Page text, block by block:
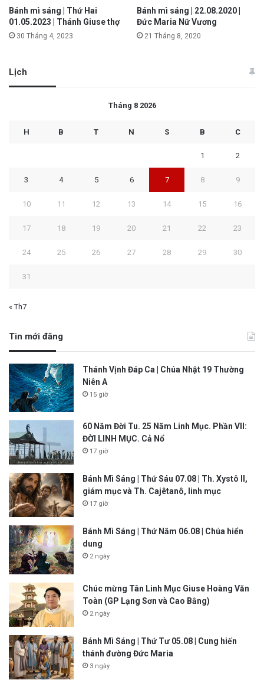
Bánh mì sáng | Thứ Hai
01.05.2023 | Thánh Giuse thợ
30 Tháng 4, 2023
Bánh mì sáng | 22.08.2020 |
Đức Maria Nữ Vương
21 Tháng 8, 2020
Lịch
Tháng 8 2026
H B T N S B C
1 2
3 4 5 6 7 8 9
10 11 12 13 14 15 16
17 18 19 20 21 22 23
24 25 26 27 28 29 30
31
« Th7
Tin mới đăng
Thánh Vịnh Đáp Ca | Chúa Nhật 19 Thường
Niên A
15 giờ
60 Năm Đời Tu. 25 Năm Linh Mục. Phần VII:
ĐỜI LINH MỤC. Cả Nổ
17 giờ
Bánh Mì Sáng | Thứ Sáu 07.08 | Th. Xystô II,
giám mục và Th. Cajêtanô, linh mục
17 giờ
Bánh Mì Sáng | Thứ Năm 06.08 | Chúa hiển
dung
2 ngày
Chúc mừng Tân Linh Mục Giuse Hoàng Văn
Toàn (GP Lạng Sơn và Cao Bằng)
2 ngày
Bánh Mì Sáng | Thứ Tư 05.08 | Cung hiến
thánh đường Đức Maria
3 ngày